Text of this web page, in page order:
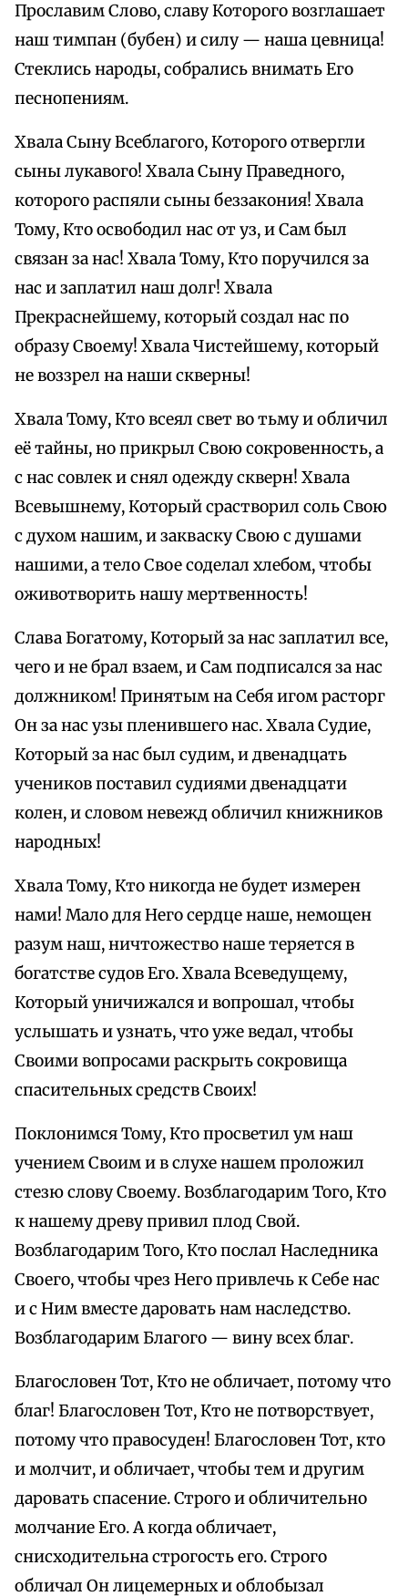
Прославим Слово, славу Которого возглашает
наш тимпан (бубен) и силу — наша цевница!
Стеклись народы, собрались внимать Его
песнопениям.
Хвала Сыну Всеблагого, Которого отвергли
сыны лукавого! Хвала Сыну Праведного,
которого распяли сыны беззакония! Хвала
Тому, Кто освободил нас от уз, и Сам был
связан за нас! Хвала Тому, Кто поручился за
нас и заплатил наш долг! Хвала
Прекраснейшему, который создал нас по
образу Своему! Хвала Чистейшему, который
не воззрел на наши скверны!
Хвала Тому, Кто всеял свет во тьму и обличил
её тайны, но прикрыл Свою сокровенность, а
с нас совлек и снял одежду скверн! Хвала
Всевышнему, Который срастворил соль Свою
с духом нашим, и закваску Свою с душами
нашими, а тело Свое соделал хлебом, чтобы
оживотворить нашу мертвенность!
Слава Богатому, Который за нас заплатил все,
чего и не брал взаем, и Сам подписался за нас
должником! Принятым на Себя игом расторг
Он за нас узы пленившего нас. Хвала Судие,
Который за нас был судим, и двенадцать
учеников поставил судиями двенадцати
колен, и словом невежд обличил книжников
народных!
Хвала Тому, Кто никогда не будет измерен
нами! Мало для Него сердце наше, немощен
разум наш, ничтожество наше теряется в
богатстве судов Его. Хвала Всеведущему,
Который уничижался и вопрошал, чтобы
услышать и узнать, что уже ведал, чтобы
Своими вопросами раскрыть сокровища
спасительных средств Своих!
Поклонимся Тому, Кто просветил ум наш
учением Своим и в слухе нашем проложил
стезю слову Своему. Возблагодарим Того, Кто
к нашему древу привил плод Свой.
Возблагодарим Того, Кто послал Наследника
Своего, чтобы чрез Него привлечь к Себе нас
и с Ним вместе даровать нам наследство.
Возблагодарим Благого — вину всех благ.
Благословен Тот, Кто не обличает, потому что
благ! Благословен Тот, Кто не потворствует,
потому что правосуден! Благословен Тот, кто
и молчит, и обличает, чтобы тем и другим
даровать спасение. Строго и обличительно
молчание Его. А когда обличает,
снисходительна строгость его. Строго
обличал Он лицемерных и облобызал